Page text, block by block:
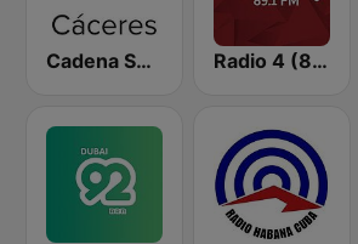
Cadena SER Cáceres Radio 4 (89.1)